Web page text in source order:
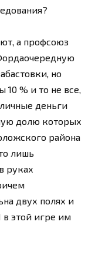
а профсоюз
но
10 % и то не все,
деньги
долю которых
района
лишь
руках
двух полях и
этой игре им